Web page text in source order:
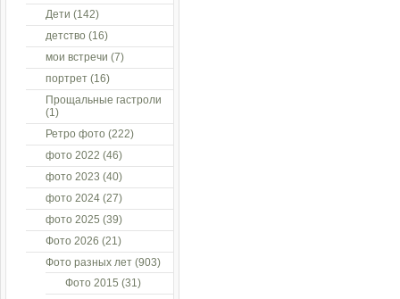
Дети (142)
детство (16)
мои встречи (7)
портрет (16)
Прощальные гастроли
(1)
Ретро фото (222)
фото 2022 (46)
фото 2023 (40)
фото 2024 (27)
фото 2025 (39)
Фото 2026 (21)
Фото разных лет (903)
Фото 2015 (31)